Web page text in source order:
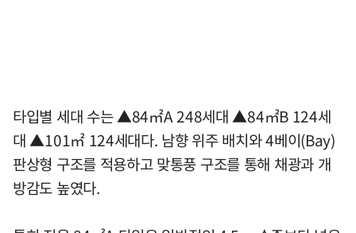
타입별 세대 수는 ▲84㎡A 248세대 ▲84㎡B 124세
대 ▲101㎡ 124세대다. 남향 위주 배치와 4베이(Bay)
판상형 구조를 적용하고 맞통풍 구조를 통해 채광과 개
방감도 높였다.